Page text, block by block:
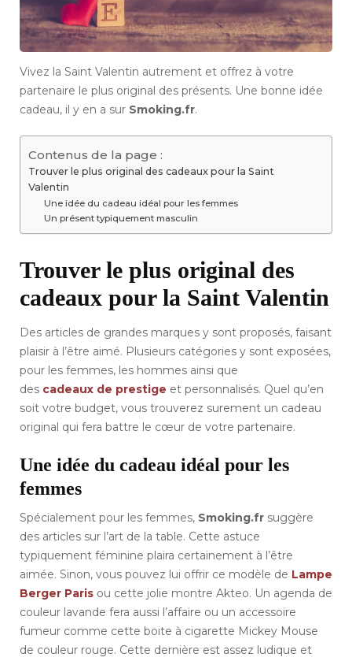
Vivez la Saint Valentin autrement et offrez à votre
partenaire le plus original des présents. Une bonne idée
cadeau, il y en a sur Smoking.fr.
Contenus de la page :
Trouver le plus original des cadeaux pour la Saint
Valentin
Une idée du cadeau idéal pour les femmes
Un présent typiquement masculin
Trouver le plus original des
cadeaux pour la Saint Valentin
Des articles de grandes marques y sont proposés, faisant
plaisir à l’être aimé. Plusieurs catégories y sont exposées,
pour les femmes, les hommes ainsi que
des cadeaux de prestige et personnalisés. Quel qu’en
soit votre budget, vous trouverez surement un cadeau
original qui fera battre le cœur de votre partenaire.
Une idée du cadeau idéal pour les
femmes
Spécialement pour les femmes, Smoking.fr suggère
des articles sur l’art de la table. Cette astuce
typiquement féminine plaira certainement à l’être
aimée. Sinon, vous pouvez lui offrir ce modèle de Lampe
Berger Paris ou cette jolie montre Akteo. Un agenda de
couleur lavande fera aussi l’affaire ou un accessoire
fumeur comme cette boite à cigarette Mickey Mouse
de couleur rouge. Cette dernière est assez ludique et